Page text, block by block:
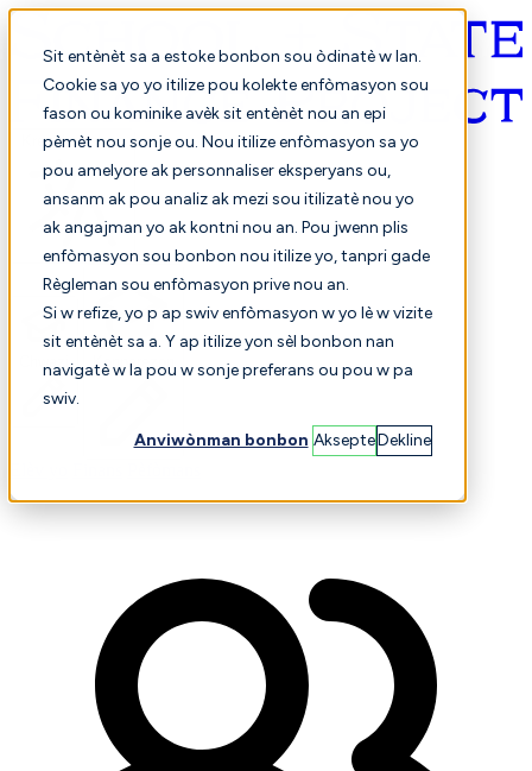
Sit entènèt sa a estoke bonbon sou òdinatè w lan.
Cookie sa yo yo itilize pou kolekte enfòmasyon sou
fason ou kominike avèk sit entènèt nou an epi
pèmèt nou sonje ou. Nou itilize enfòmasyon sa yo
pou amelyore ak personnaliser eksperyans ou,
ansanm ak pou analiz ak mezi sou itilizatè nou yo
ak angajman yo ak kontni nou an. Pou jwenn plis
enfòmasyon sou bonbon nou itilize yo, tanpri gade
Règleman sou enfòmasyon prive nou an.
Si w refize, yo p ap swiv enfòmasyon w yo lè w vizite
sit entènèt sa a. Y ap itilize yon sèl bonbon nan
navigatè w la pou w sonje preferans ou pou w pa
swiv.
Anviwònman bonbon AksepteDekline
Kreyòl ayisyen
Konparezon